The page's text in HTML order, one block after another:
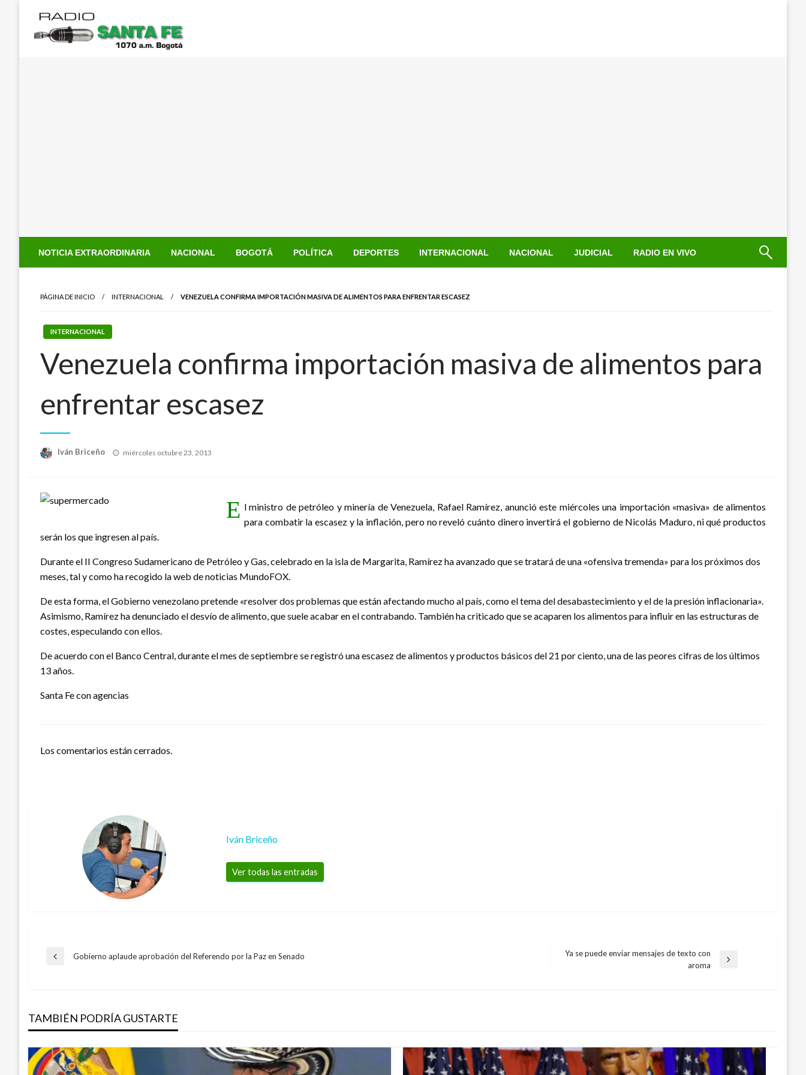
contenido
NOTICIA EXTRAORDINARIA NACIONAL BOGOTÁ POLÍTICA DEPORTES INTERNACIONAL NACIONAL JUDICIAL RADIO EN VIVO
PÁGINA DE INICIO INTERNACIONAL VENEZUELA CONFIRMA IMPORTACIÓN MASIVA DE ALIMENTOS PARA ENFRENTAR ESCASEZ
INTERNACIONAL
Venezuela confirma importación masiva de alimentos para
enfrentar escasez
Iván Briceño
Publicado
miércoles octubre 23, 2013
E l ministro de petróleo y minería de Venezuela, Rafael Ramírez, anunció este miércoles una importación «masiva» de alimentos
para combatir la escasez y la inflación, pero no reveló cuánto dinero invertirá el gobierno de Nicolás Maduro, ni qué productos
serán los que ingresen al país.
Durante el II Congreso Sudamericano de Petróleo y Gas, celebrado en la isla de Margarita, Ramírez ha avanzado que se tratará de una «ofensiva tremenda» para los próximos dos
meses, tal y como ha recogido la web de noticias MundoFOX.
De esta forma, el Gobierno venezolano pretende «resolver dos problemas que están afectando mucho al país, como el tema del desabastecimiento y el de la presión inflacionaria».
Asimismo, Ramírez ha denunciado el desvío de alimento, que suele acabar en el contrabando. También ha criticado que se acaparen los alimentos para influir en las estructuras de
costes, especulando con ellos.
De acuerdo con el Banco Central, durante el mes de septiembre se registró una escasez de alimentos y productos básicos del 21 por ciento, una de las peores cifras de los últimos
13 años.
Santa Fe con agencias
Los comentarios están cerrados.
Iván Briceño
Ver todas las entradas
Navegación
entradas
Entrada
Gobierno aplaude aprobación del Referendo por la Paz en Senado
Ya se puede enviar mensajes de texto con
aroma
TAMBIÉN PODRÍA GUSTARTE